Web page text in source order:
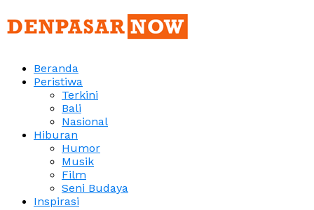
Beranda
Peristiwa
Terkini
Bali
Nasional
Hiburan
Humor
Musik
Film
Seni Budaya
Inspirasi